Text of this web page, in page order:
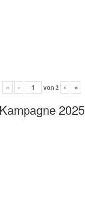
« ‹ von 2 › »
Kampagne 2025